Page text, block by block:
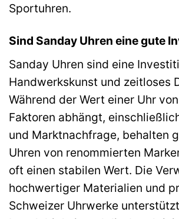
Sportuhren.
Sind Sanday Uhren eine gute
Sanday Uhren sind eine
Handwerkskunst und zeitloses
Während der Wert einer Uhr
Faktoren abhängt,
und Marktnachfrage, behalten
Uhren von renommierten
oft einen stabilen Wert. Die
hochwertiger Materialien und
Schweizer Uhrwerke